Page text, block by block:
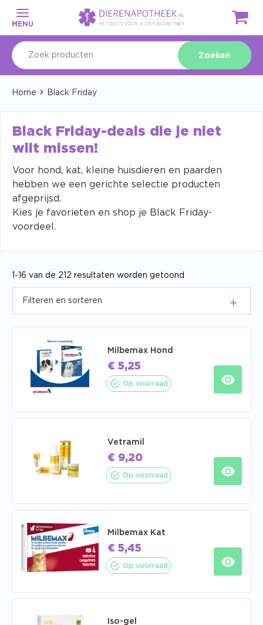
MENU
Zoeken
Home Black Friday
Black Friday-deals die je niet
wilt missen!
Voor hond, kat, kleine huisdieren en paarden
hebben we een gerichte selectie producten
afgeprijsd.
Kies je favorieten en shop je Black Friday-
voordeel.
1-16 van de 212 resultaten worden getoond
Milbemax Hond
€ 5,25
Op voorraad
Vetramil
€ 9,20
Op voorraad
Milbemax Kat
€ 5,45
Op voorraad
Iso-gel